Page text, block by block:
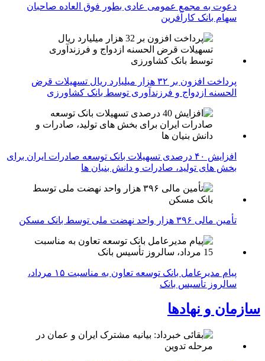
دعوت به مجمع عمومی عادی بطور فوق العاده صاحبان
سهام بانک کارآفرین
پرداخت افزون بر ۳۲ هزار میلیارد ریال تسهیلات قرض
الحسنه ازدواج و فرزندآوری توسط بانک کشاورزی
افزایش ۴۰ درصدی تسهیلات بانک توسعه صادرات ایران برای
بخش های تولید، صادرات و دانش بنیان ها
تأمین مالی ۳۹۶ هزار واحد نهضت ملی توسط بانک مسکن
پیام مدیرعامل بانک توسعه تعاون به مناسبت ۱۵ مرداد،
سالروز تأسیس بانک
سازمان و نهادها